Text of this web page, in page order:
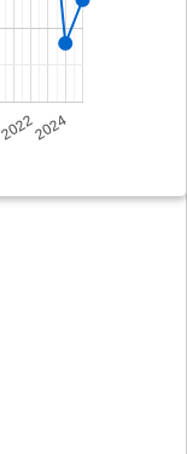
20222024